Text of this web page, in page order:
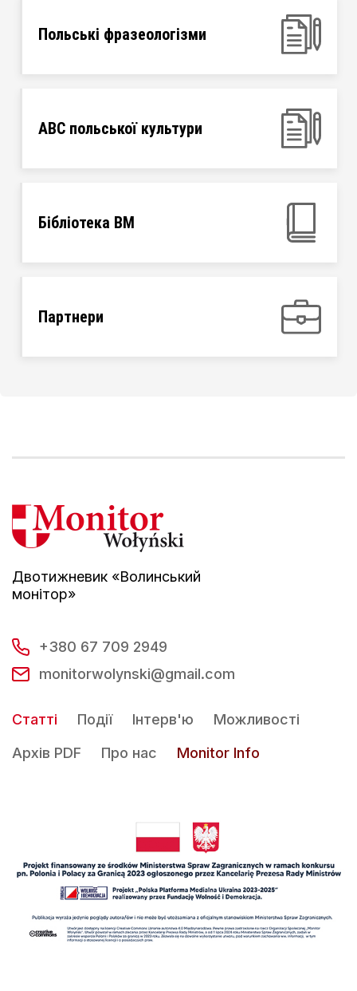
Польські фразеологізми
ABC польської культури
Бібліотека ВМ
Партнери
Двотижневик «Волинський
монітор»
+380 67 709 2949
monitorwolynski@gmail.com
Статті Події Інтерв'ю
Можливості
Архів PDF
Про нас Monitor Info